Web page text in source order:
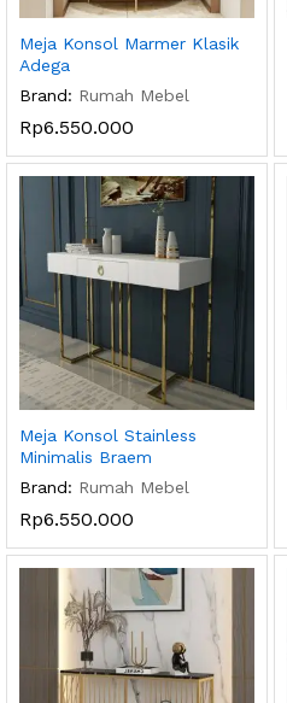
Meja Konsol Marmer Klasik
Adega
Brand: Rumah Mebel
Rp6.550.000
Meja Konsol Stainless
Minimalis Braem
Brand: Rumah Mebel
Rp6.550.000